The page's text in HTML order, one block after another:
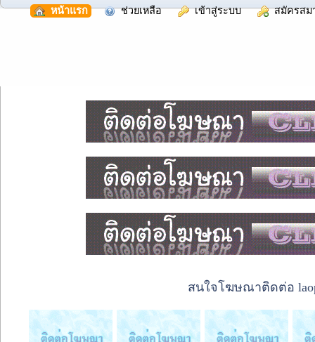
หน้าแรก ช่วยเหลือ เข้าสู่ระบบ สมัครสม
สนใจโฆษณาติดต่อ